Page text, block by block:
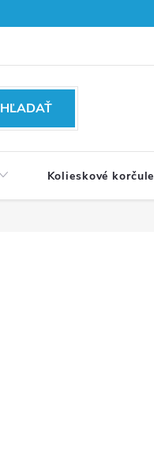
HĽADAŤ
Kolieskové korčule